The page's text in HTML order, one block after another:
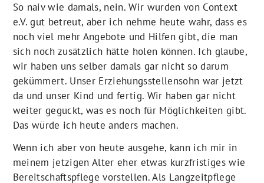
So naiv wie damals, nein. Wir wurden von Context
e.V. gut betreut, aber ich nehme heute wahr, dass es
noch viel mehr Angebote und Hilfen gibt, die man
sich noch zusätzlich hätte holen können. Ich glaube,
wir haben uns selber damals gar nicht so darum
gekümmert. Unser Erziehungsstellensohn war jetzt
da und unser Kind und fertig. Wir haben gar nicht
weiter geguckt, was es noch für Möglichkeiten gibt.
Das würde ich heute anders machen.
Wenn ich aber von heute ausgehe, kann ich mir in
meinem jetzigen Alter eher etwas kurzfristiges wie
Bereitschaftspflege vorstellen. Als Langzeitpflege